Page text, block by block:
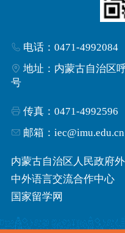
电话：0471-4992084
地址：内蒙古自治区
号
传真：0471-4992596
邮箱：iec@imu.edu.cn
内蒙古自治区人民政府
中外语言交流合作中心
国家留学网
国际合作与交流处